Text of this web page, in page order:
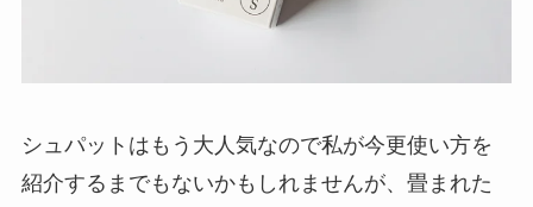
シュパットはもう大人気なので私が今更使い方を
紹介するまでもないかもしれませんが、畳まれた